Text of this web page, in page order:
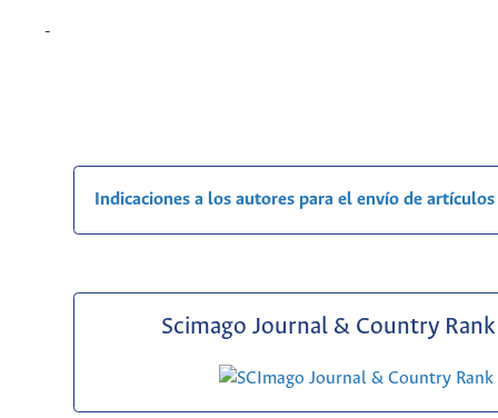
-
Indicaciones a los autores para el envío de artículos
Scimago Journal & Country Rank